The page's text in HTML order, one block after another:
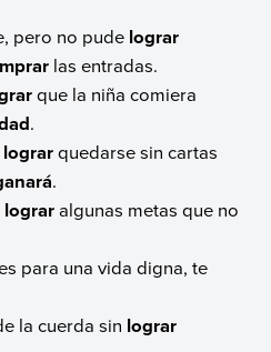
pero no pude lograr
las entradas.
que la niña comiera
.
lograrquedarse sin cartas
.
lograralgunas metas que no
para una vida digna, te
la cuerda sin lograr